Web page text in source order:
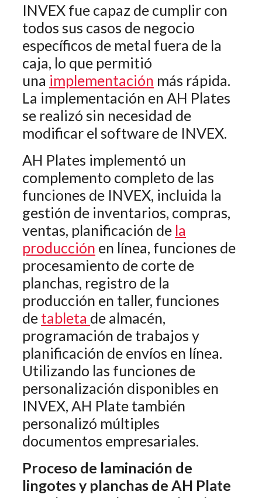
INVEX fue capaz de cumplir con
todos sus casos de negocio
específicos de metal fuera de la
caja, lo que permitió
una implementación más rápida.
La implementación en AH Plates
se realizó sin necesidad de
modificar el software de INVEX.
AH Plates implementó un
complemento completo de las
funciones de INVEX, incluida la
gestión de inventarios, compras,
ventas, planificación de la
producción en línea, funciones de
procesamiento de corte de
planchas, registro de la
producción en taller, funciones
de tableta de almacén,
programación de trabajos y
planificación de envíos en línea.
Utilizando las funciones de
personalización disponibles en
INVEX, AH Plate también
personalizó múltiples
documentos empresariales.
Proceso de laminación de
lingotes y planchas de AH Plate